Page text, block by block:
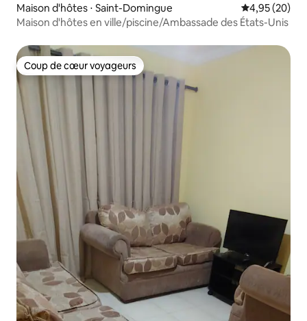
Maison d'hôtes ⋅ Saint-Domingue Évaluation
4,95 (20)
Maison d'hôtes en ville/piscine/Ambassade des États-Unis
Coup de cœur voyageurs
Coup de cœur voyageurs